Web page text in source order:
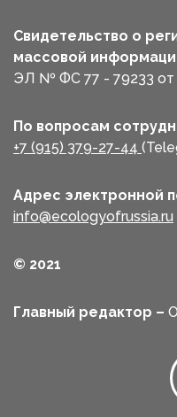
Свидетельство о
массовой
ЭЛ № ФС 77 - 79233 от
По вопросам
+7 (915) 379-27-44
Адрес электронной
info@ecologyofrussia.ru
© 2021
Главный редактор –